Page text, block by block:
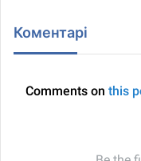
Коментарі